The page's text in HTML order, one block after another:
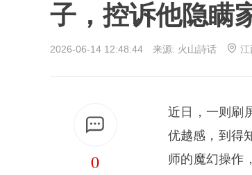
子，控诉他隐瞒
2026-06-14 12:48:44 来源: 火山詩话 江
0
近日，一则刷
优越感，到得
师的魔幻操作